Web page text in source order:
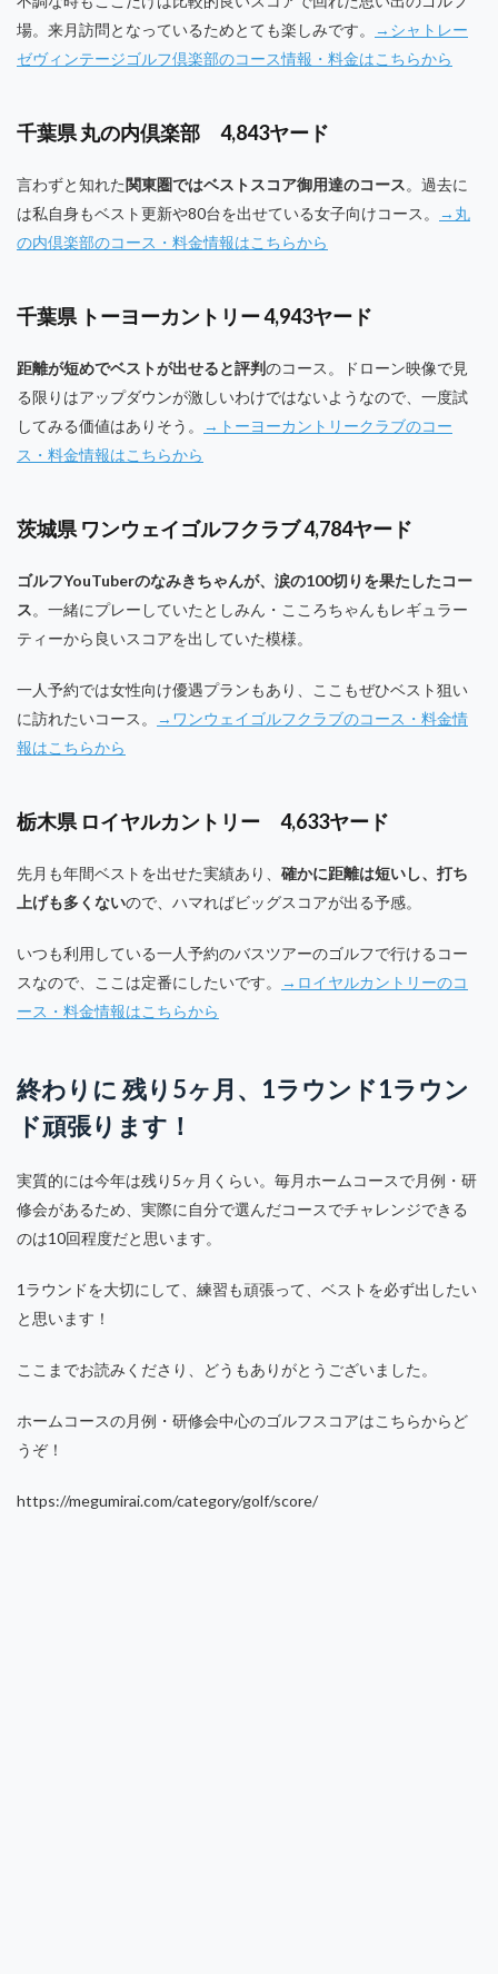
場。来月訪問となっているためとても楽しみです。
→シャトレー
ゼヴィンテージゴルフ倶楽部のコース情報・料金はこちらから
千葉県 丸の内倶楽部 4,843ヤード
言わずと知れた 関東圏ではベストスコア御用達のコース。過去に
は私自身もベスト更新や80台を出せている女子向けコース。
→丸
の内倶楽部のコース・料金情報はこちらから
千葉県 トーヨーカントリー 4,943ヤード
距離が短めでベストが出せると評判のコース。ドローン映像で見
る限りはアップダウンが激しいわけではないようなので、一度試
してみる価値はありそう。
→トーヨーカントリークラブのコー
ス・料金情報はこちらから
茨城県 ワンウェイゴルフクラブ 4,784ヤード
ゴルフYouTuberのなみきちゃんが、涙の100切りを果たしたコー
ス。一緒にプレーしていたとしみん・こころちゃんもレギュラー
ティーから良いスコアを出していた模様。
一人予約では女性向け優遇プランもあり、ここもぜひベスト狙い
に訪れたいコース。
→ワンウェイゴルフクラブのコース・料金情
報はこちらから
栃木県 ロイヤルカントリー 4,633ヤード
先月も年間ベストを出せた実績あり、 確かに距離は短いし、打ち
上げも多くないので、ハマればビッグスコアが出る予感。
いつも利用している一人予約のバスツアーのゴルフで行けるコー
スなので、ここは定番にしたいです。
→ロイヤルカントリーのコ
ース・料金情報はこちらから
終わりに 残り5ヶ月、1ラウンド1ラウン
ド頑張ります！
実質的には今年は残り5ヶ月くらい。毎月ホームコースで月例・研
修会があるため、実際に自分で選んだコースでチャレンジできる
のは10回程度だと思います。
1ラウンドを大切にして、練習も頑張って、ベストを必ず出したい
と思います！
ここまでお読みくださり、どうもありがとうございました。
ホームコースの月例・研修会中心のゴルフスコアはこちらからど
うぞ！
https://megumirai.com/category/golf/score/